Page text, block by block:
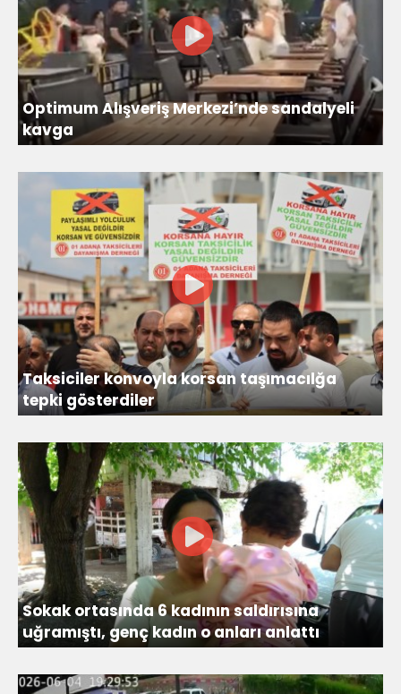
Optimum Alışveriş Merkezi’nde sandalyeli
kavga
Taksiciler konvoyla korsan taşımacılğa
tepki gösterdiler
Sokak ortasında 6 kadının saldırısına
uğramıştı, genç kadın o anları anlattı